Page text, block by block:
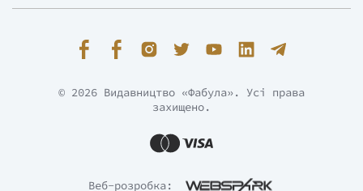
Веб-розробка:
© 2026 Видавництво «Фабула». Усі права
захищено.